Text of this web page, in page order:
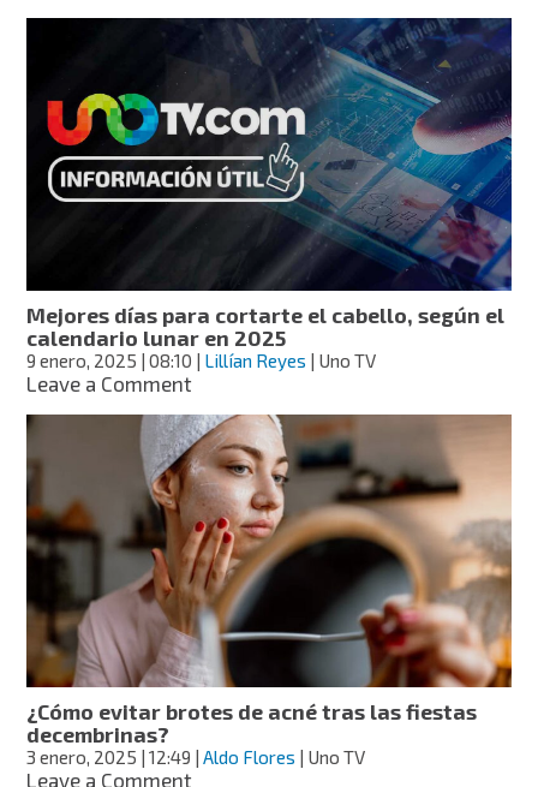
cut”
el
de
cabello
que
es
la
sensación
hombres
Mejores días para cortarte el cabello, según el
calendario lunar en 2025
9 enero, 2025 | 08:10 | Lillían Reyes | Uno TV
Leave a Commenton
días
para
cortarte
el
cabello,
según
el
calendario
lunar
en
2025
¿Cómo evitar brotes de acné tras las fiestas
decembrinas?
3 enero, 2025 | 12:49 |Aldo Flores | Uno TV
Leave a Commenton